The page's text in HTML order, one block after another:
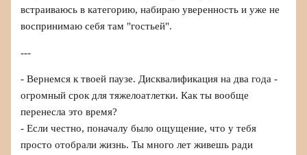
встраиваюсь в категорию, набираю уверенность и уже не
воспринимаю себя там "гостьей".
---
- Вернемся к твоей паузе. Дисквалификация на два года -
огромный срок для тяжелоатлетки. Как ты вообще
перенесла это время?
- Если честно, поначалу было ощущение, что у тебя
просто отобрали жизнь. Ты много лет живешь ради